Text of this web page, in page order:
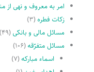
امر به معروف و نهى از
زکات فطره(۳)
مسائل مالی و بانکی(۴۹)
مسائل متفرّقه(۱۰۶)
اسماء مبارکه(۷)